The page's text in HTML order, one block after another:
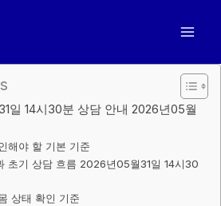
일 14시30분 상담 안내 2026년05월
해야 할 기본 기준
초기 상담 흐름 2026년05월31일 14시30
상태 확인 기준